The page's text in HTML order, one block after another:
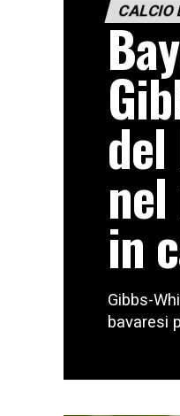
CALCIO
in
Gibbs-
bavaresi